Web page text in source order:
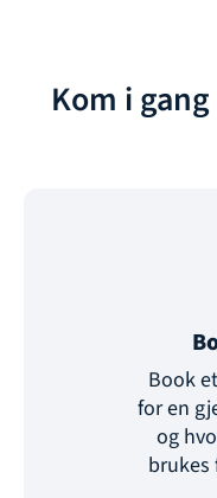
Kom i
Book
for en
og
brukes